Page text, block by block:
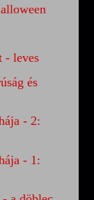
- leves
és
- 2:
- 1: